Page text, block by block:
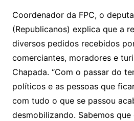
Coordenador da FPC, o
(Republicanos) explica que a
diversos pedidos recebidos
comerciantes, moradores e
Chapada. “Com o passar do
políticos e as pessoas que
com tudo o que se passou
desmobilizando. Sabemos